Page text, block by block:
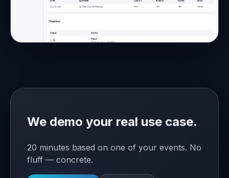
We demo your real use case.
20 minutes based on one of your events. No
fluff — concrete.